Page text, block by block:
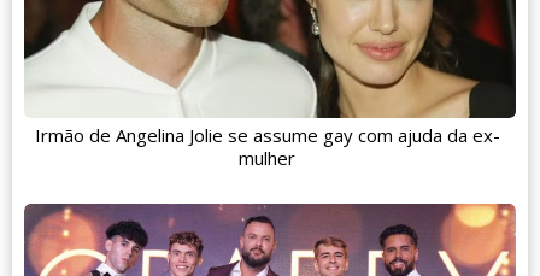
Irmão de Angelina Jolie se assume gay com ajuda da ex-
mulher